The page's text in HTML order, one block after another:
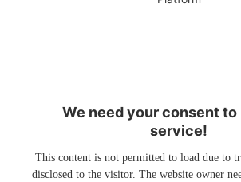
We need your consent to
service!
This content is not permitted to load due to
disclosed to the visitor. The website owner